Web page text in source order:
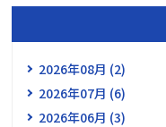
2026年08月 (2)
2026年07月 (6)
2026年06月 (3)